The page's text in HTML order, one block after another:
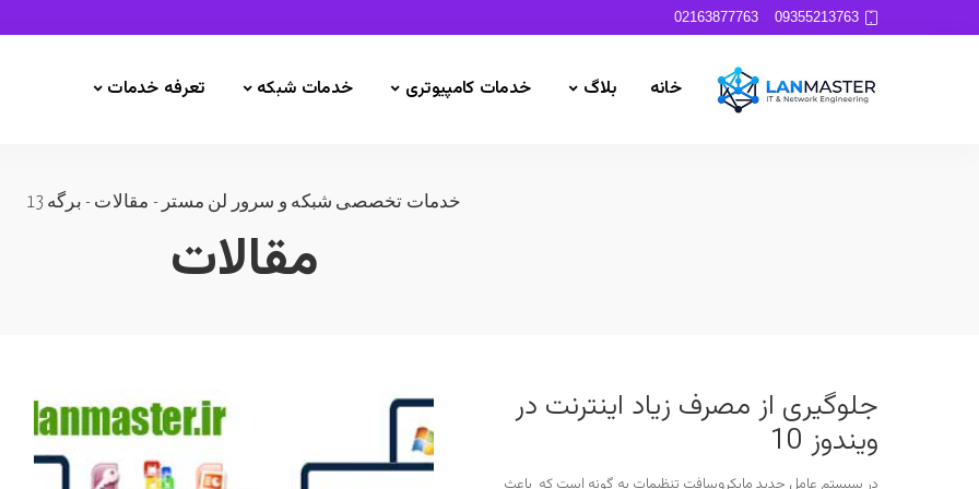
09355213763
02163877763
خانه بلاگ خدمات کامپیوتری خدمات شبکه تعرفه خدمات
خدمات تخصصی شبکه و سرور لن مستر - مقالات - برگه 13
مقالات
جلوگیری از مصرف زیاد اینترنت در
ویندوز 10
در سیستم عامل جدید مایکروسافت تنظیمات به گونه است که باعث